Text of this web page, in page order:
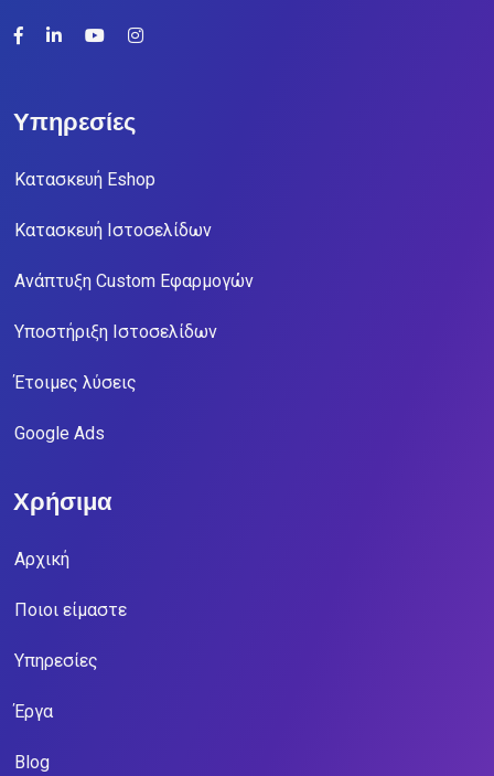
Υπηρεσίες
Κατασκευή Eshop
Κατασκευή Ιστοσελίδων
Ανάπτυξη Custom Εφαρμογών
Υποστήριξη Ιστοσελίδων
Έτοιμες λύσεις
Google Ads
Χρήσιμα
Αρχική
Ποιοι είμαστε
Υπηρεσίες
Έργα
Blog